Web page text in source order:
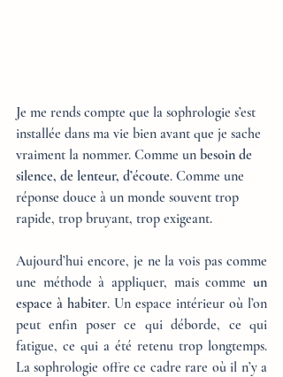
Je me rends compte que la sophrologie s’est
installée dans ma vie bien avant que je sache
vraiment la nommer. Comme un besoin de
silence, de lenteur, d’écoute. Comme une
réponse douce à un monde souvent trop
rapide, trop bruyant, trop exigeant.
Aujourd’hui encore, je ne la vois pas comme
une méthode à appliquer, mais comme un
espace à habiter. Un espace intérieur où l’on
peut enfin poser ce qui déborde, ce qui
fatigue, ce qui a été retenu trop longtemps.
La sophrologie offre ce cadre rare où il n’y a